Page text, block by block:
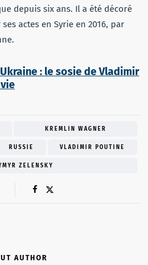
depuis six ans. Il a été décoré
actes en Syrie en 2016, par
: le sosie de Vladimir
KREMLIN WAGNER
RUSSIE VLADIMIR POUTINE
ZELENSKY
AUTHOR